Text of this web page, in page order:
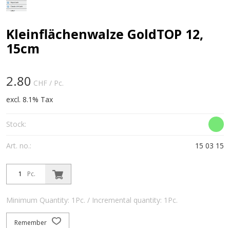
Kleinflächenwalze GoldTOP 12,
15cm
2.80 CHF / Pc.
excl. 8.1% Tax
Stock:
Art. no.: 15 03 15
Pc.
Minimum Quantity: 1Pc. / Incremental quantity: 1Pc.
Remember